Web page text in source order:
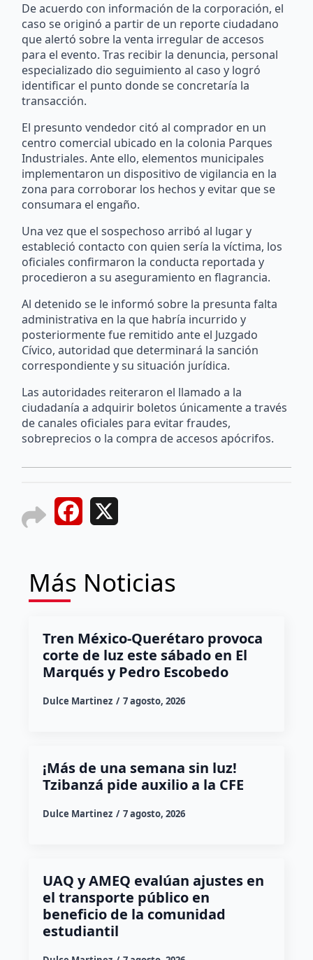
De acuerdo con información de la corporación, el
caso se originó a partir de un reporte ciudadano
que alertó sobre la venta irregular de accesos
para el evento. Tras recibir la denuncia, personal
especializado dio seguimiento al caso y logró
identificar el punto donde se concretaría la
transacción.
El presunto vendedor citó al comprador en un
centro comercial ubicado en la colonia Parques
Industriales. Ante ello, elementos municipales
implementaron un dispositivo de vigilancia en la
zona para corroborar los hechos y evitar que se
consumara el engaño.
Una vez que el sospechoso arribó al lugar y
estableció contacto con quien sería la víctima, los
oficiales confirmaron la conducta reportada y
procedieron a su aseguramiento en flagrancia.
Al detenido se le informó sobre la presunta falta
administrativa en la que habría incurrido y
posteriormente fue remitido ante el Juzgado
Cívico, autoridad que determinará la sanción
correspondiente y su situación jurídica.
Las autoridades reiteraron el llamado a la
ciudadanía a adquirir boletos únicamente a través
de canales oficiales para evitar fraudes,
sobreprecios o la compra de accesos apócrifos.
Facebook
Más Noticias
Tren México-Querétaro provoca
corte de luz este sábado en El
Marqués y Pedro Escobedo
Dulce Martinez 7 agosto, 2026
¡Más de una semana sin luz!
Tzibanzá pide auxilio a la CFE
Dulce Martinez 7 agosto, 2026
UAQ y AMEQ evalúan ajustes en
el transporte público en
beneficio de la comunidad
estudiantil